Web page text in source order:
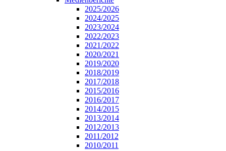
2025/2026
2024/2025
2023/2024
2022/2023
2021/2022
2020/2021
2019/2020
2018/2019
2017/2018
2015/2016
2016/2017
2014/2015
2013/2014
2012/2013
2011/2012
2010/2011